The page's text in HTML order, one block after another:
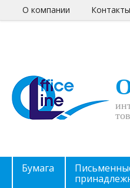
О компании Контакты
Бумага